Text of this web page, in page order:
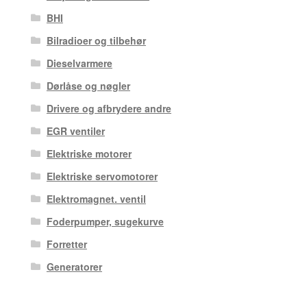
BHI
Bilradioer og tilbehør
Dieselvarmere
Dørlåse og nøgler
Drivere og afbrydere andre
EGR ventiler
Elektriske motorer
Elektriske servomotorer
Elektromagnet. ventil
Foderpumper, sugekurve
Forretter
Generatorer